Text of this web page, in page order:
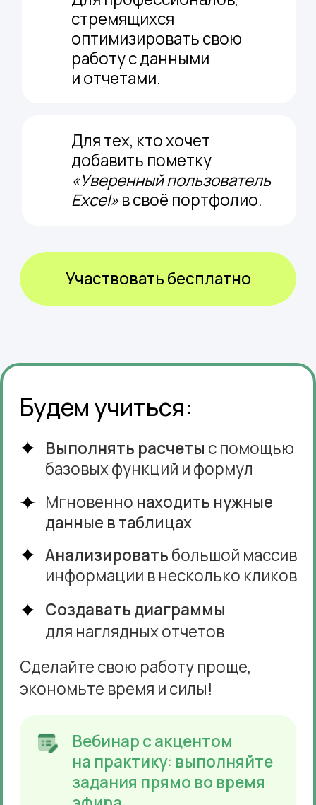
Сделайте свою работу проще,
экономьте время и силы!
Зарегистрироваться
Вебинар с акцентом
Доступ к бесплатному
вебинару
Узнайте, как стать уверенным
и автоматизировать рутинные
задачи.
PDF-гайд
«3 скрытые функции Excel, которые
вы точно не использовали (но
должны!)» — получите сразу после
регистрации.
Рабочий шаблон
для практики
Что вы получите,
после регистрации?
Запись вебинара